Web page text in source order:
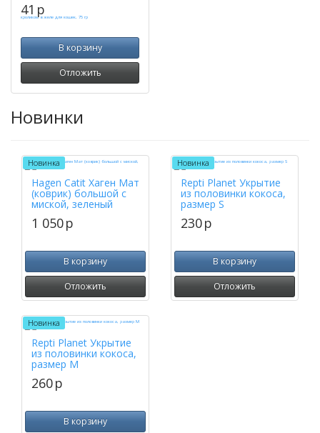
41 p
В корзину
Отложить
Новинки
Новинка
Hagen Catit Хаген Мат
(коврик) большой с
миской, зеленый
1 050p
В корзину
Отложить
Новинка
Repti Planet Укрытие
из половинки кокоса,
размер S
230p
В корзину
Отложить
Новинка
Repti Planet Укрытие
из половинки кокоса,
размер M
260p
В корзину